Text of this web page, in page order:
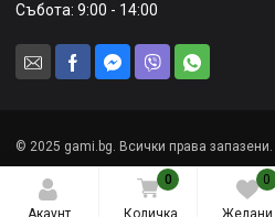
Акаунт
0
Количка
0
Желани
Събота: 9:00 - 14:00
© 2025 gami.bg. Всички права запазени.